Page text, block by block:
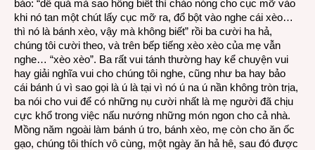
bảo: “dễ quá mà sao hỗng biết thì chảo nóng cho cục mỡ vào
khi nó tan một chút lấy cục mỡ ra, đổ bột vào nghe cái xèo…
thì nó là bánh xèo, vậy mà không biết” rồi ba cười ha hả,
chúng tôi cười theo, và trên bếp tiếng xèo xèo của mẹ vẫn
nghe… “xèo xèo”. Ba rất vui tánh thường hay kể chuyện vui
hay giải nghĩa vui cho chúng tôi nghe, cũng như ba hay bảo
cái bánh ú vì sao gọi là ú là tại vì nó ú na ú nần không tròn trịa,
ba nói cho vui để có những nụ cười nhất là mẹ người đã chịu
cực khổ trong việc nấu nướng những món ngon cho cả nhà.
Mồng năm ngoài làm bánh ú tro, bánh xèo, mẹ còn cho ăn ốc
gạo, chúng tôi thích vô cùng, một ngày ăn hả hê, sau đó được